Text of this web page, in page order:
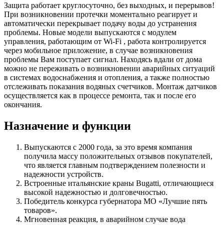
Защита работает круглосуточно, без выходных, и перерывов!
При возникновении протечки моментально реагирует и
автоматически перекрывает подачу воды до устранения
проблемы. Новые модели выпускаются с модулем
управления, работающим от Wi-Fi , работа контролируется
через мобильное приложение, в случае возникновения
проблемы Вам поступает сигнал. Находясь вдали от дома
можно не переживать о возникновении аварийных ситуаций
в системах водоснабжения и отопления, а также полностью
отслеживать показания водяных счетчиков. Монтаж датчиков
осуществляется как в процессе ремонта, так и после его
окончания.
Назначение и функции
Выпускаются с 2000 года, за это время компания
получила массу положительных отзывов покупателей,
что является главным подтверждением полезности и
надежности устройств.
Встроенные итальянские краны Bugatti, отличающиеся
высокой надежностью и долговечностью.
Победитель конкурса губернатора МО «Лучшие пять
товаров».
Мгновенная реакция, в аварийном случае вода